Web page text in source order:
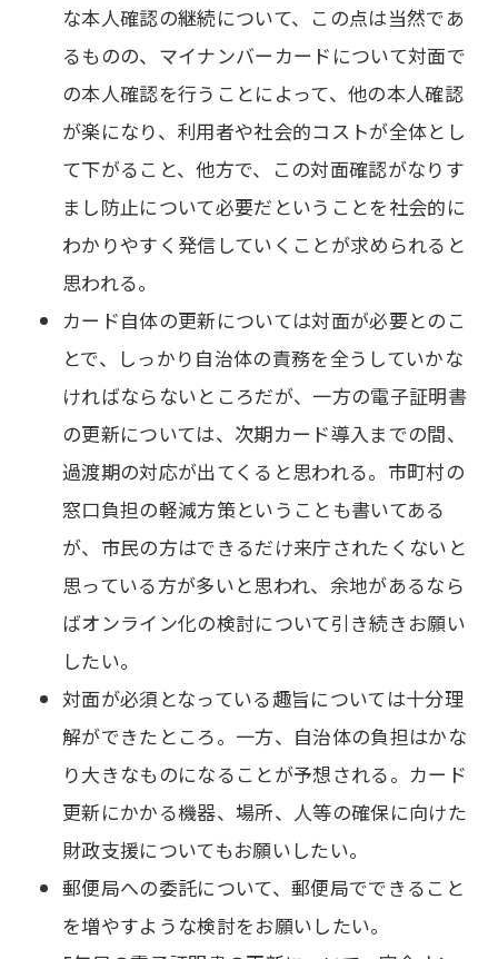
な本人確認の継続について、この点は当然であ
るものの、マイナンバーカードについて対面で
の本人確認を行うことによって、他の本人確認
が楽になり、利用者や社会的コストが全体とし
て下がること、他方で、この対面確認がなりす
まし防止について必要だということを社会的に
わかりやすく発信していくことが求められると
思われる。
カード自体の更新については対面が必要とのこ
とで、しっかり自治体の責務を全うしていかな
ければならないところだが、一方の電子証明書
の更新については、次期カード導入までの間、
過渡期の対応が出てくると思われる。市町村の
窓口負担の軽減方策ということも書いてある
が、市民の方はできるだけ来庁されたくないと
思っている方が多いと思われ、余地があるなら
ばオンライン化の検討について引き続きお願い
したい。
対面が必須となっている趣旨については十分理
解ができたところ。一方、自治体の負担はかな
り大きなものになることが予想される。カード
更新にかかる機器、場所、人等の確保に向けた
財政支援についてもお願いしたい。
郵便局への委託について、郵便局でできること
を増やすような検討をお願いしたい。